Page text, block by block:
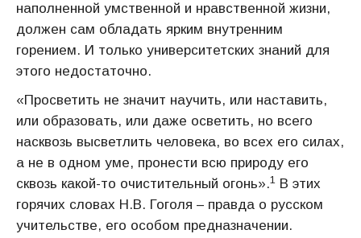
наполненной умственной и нравственной жизни,
должен сам обладать ярким внутренним
горением. И только университетских знаний для
этого недостаточно.
«Просветить не значит научить, или наставить,
или образовать, или даже осветить, но всего
насквозь высветлить человека, во всех его силах,
а не в одном уме, пронести всю природу его
сквозь какой-то очистительный огонь».1 В этих
горячих словах Н.В. Гоголя – правда о русском
учительстве, его особом предназначении.